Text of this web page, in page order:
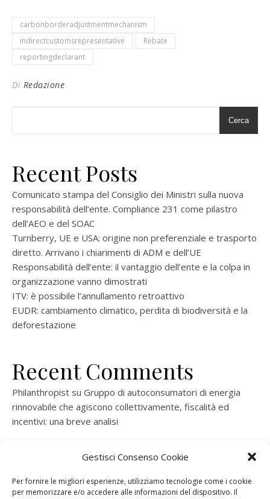
Gestisci Consenso Cookie
Per fornire le migliori esperienze, utilizziamo tecnologie come i cookie
per memorizzare e/o accedere alle informazioni del dispositivo. Il
carbonborderadjustmentmechanism
indirectcustomsrepresentative
Rebate
reportingdeclarant
Di Redazione
Cerca
Recent Posts
Comunicato stampa del Consiglio dei Ministri sulla nuova
responsabilità dell’ente. Compliance 231 come pilastro
dell’AEO e del SOAC
Turnberry, UE e USA: origine non preferenziale e trasporto
diretto. Arrivano i chiarimenti di ADM e dell’UE
Responsabilità dell’ente: il vantaggio dell’ente e la colpa in
organizzazione vanno dimostrati
ITV: è possibile l’annullamento retroattivo
EUDR: cambiamento climatico, perdita di biodiversità e la
deforestazione
Recent Comments
Philanthropist su Gruppo di autoconsumatori di energia
rinnovabile che agiscono collettivamente, fiscalità ed
incentivi: una breve analisi
rinnovabile che agiscono collettivamente, fiscalità ed